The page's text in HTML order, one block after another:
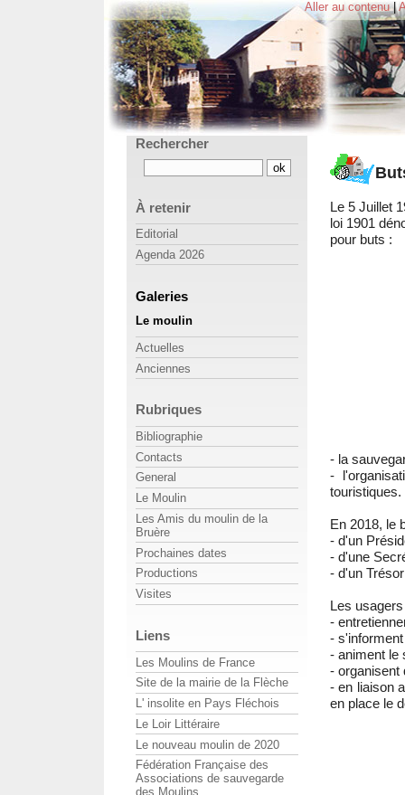
Aller au contenu|
Le 5 Juillet
loi 1901
pour buts :
- la
-
touristiques.
En 2018, le
- d'un
- d'une
- d'un
Les
-
-
- animent le
- organisent
- en liaison
en place le
Rechercher
À retenir
Editorial
Agenda 2026
Galeries
Le moulin
Actuelles
Anciennes
Rubriques
Bibliographie
Contacts
General
Le Moulin
Les Amis du moulin de la
Bruère
Prochaines dates
Productions
Visites
Liens
Les Moulins de France
Site de la mairie de la Flèche
L' insolite en Pays Fléchois
Le Loir Littéraire
Le nouveau moulin de 2020
Fédération Française des
Associations de sauvegarde
des Moulins